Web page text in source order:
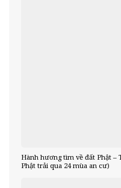
Hành hương tìm về đất Phật
Phật trải qua 24 mùa an cư)